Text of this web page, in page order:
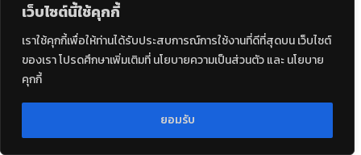
เว็บไซต์นี้ใช้คุกกี้
เราใช้คุกกี้เพื่อให้ท่านได้รับประสบการณ์การใช้งานที่ดีที่สุดบน เว็บไซต์
ของเรา โปรดศึกษาเพิ่มเติมที่ นโยบายความเป็นส่วนตัว และ นโยบาย
คุกกี้
ยอมรับ